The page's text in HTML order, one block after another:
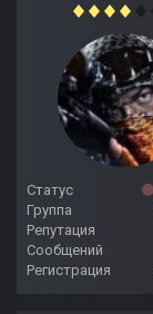
Статус
Группа
Репутация
Сообщений
Регистрация